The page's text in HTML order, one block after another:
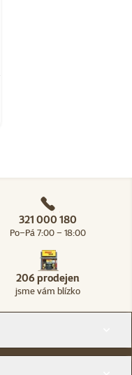
321 000 180
Po–Pá 7:00 – 18:00
206 prodejen
jsme vám blízko